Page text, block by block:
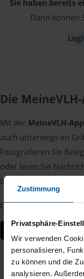
Zustimmung
Privatsphäre-
Wir verwenden
personalisieren,
zu können und die
analysieren.
Sie haben bereits
Dann können
Die
Mit der MeineVLH-App
auch unterwegs im
Fotografieren Sie
oder lesen Sie
Berater – jederzeit und
Laden Sie die App